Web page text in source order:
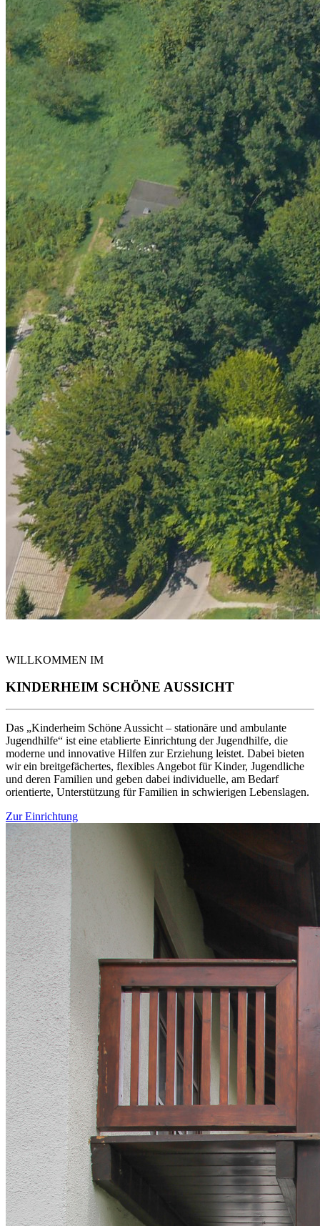
WILLKOMMEN IM
KINDERHEIM SCHÖNE AUSSICHT
Das „Kinderheim Schöne Aussicht – stationäre und ambulante
Jugendhilfe“ ist eine etablierte Einrichtung der Jugendhilfe, die
moderne und innovative Hilfen zur Erziehung leistet. Dabei bieten
wir ein breitgefächertes, flexibles Angebot für Kinder, Jugendliche
und deren Familien und geben dabei individuelle, am Bedarf
orientierte, Unterstützung für Familien in schwierigen Lebenslagen.
Zur Einrichtung